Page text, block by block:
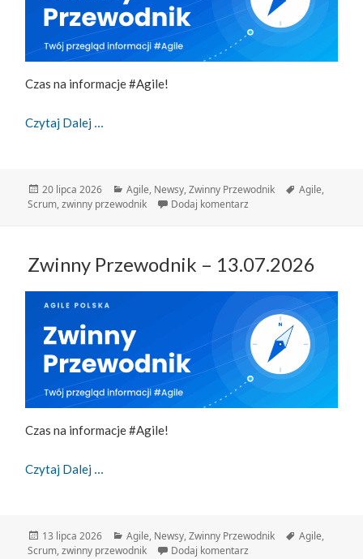
Czas na informacje #Agile!
Czytaj Dalej
Data
publikacji
20 lipca 2026 Kategorie
Agile, Newsy,Zwinny Przewodnik Tagi
Agile,
Scrum,zwinny przewodnik Dodaj komentarz
Zwinny Przewodnik – 13.07.2026
Czas na informacje #Agile!
Czytaj Dalej
Data
publikacji
13 lipca 2026 Kategorie
Agile, Newsy,Zwinny Przewodnik Tagi
Agile,
Scrum,zwinny przewodnik Dodaj komentarz